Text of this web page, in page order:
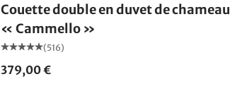
Couette double en duvet de chameau
« Cammello »
(516)
379,00 €